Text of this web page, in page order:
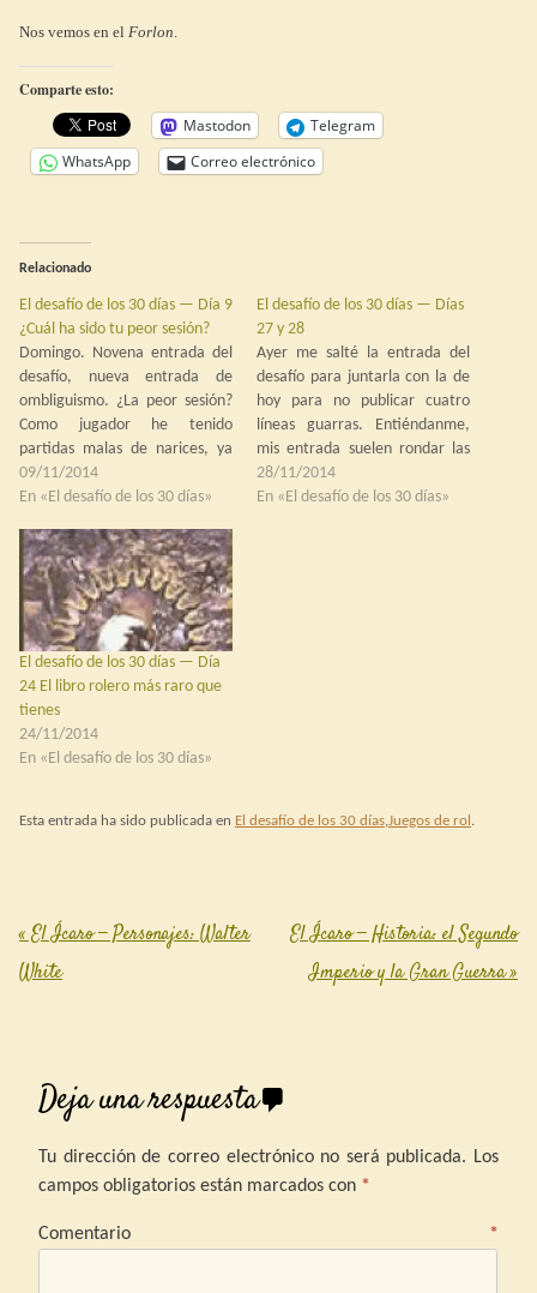
Nos vemos en el Forlon.
Comparte esto:
Mastodon
Telegram
WhatsApp
Correo electrónico
Relacionado
El desafío de los 30 días — Día 9
¿Cuál ha sido tu peor sesión?
Domingo. Novena entrada del
desafío, nueva entrada de
ombliguismo. ¿La peor sesión?
Como jugador he tenido
partidas malas de narices, ya
fuera culpa del máster, ya del
juego, ya de los jugadores, pero
traumatizado especialmente.
Como máster si tengo en la
vergüenza bastantes sesiones…
09/11/2014
En «El desafío de los 30 días»
El desafío de los 30 días — Días
27 y 28
Ayer me salté la entrada del
desafío para juntarla con la de
hoy para no publicar cuatro
líneas guarras. Entiéndanme,
mis entrada suelen rondar las
mil palabras, trescientas arriba
o abajo, y publicar un sms me
28/11/2014
En «El desafío de los 30 días»
El desafío de los 30 días — Día
24 El libro rolero más raro que
tienes
24/11/2014
En «El desafío de los 30 días»
Esta entrada ha sido publicada en El desafío de los 30 días,Juegos de rol .
Post navigation
«El Ícaro — Personajes: Walter
White
El Ícaro — Historia: el Segundo
Imperio y la Gran Guerra»
Deja una respuesta
Tu dirección de correo electrónico no será publicada. Los
campos obligatorios están marcados con *
Comentario *